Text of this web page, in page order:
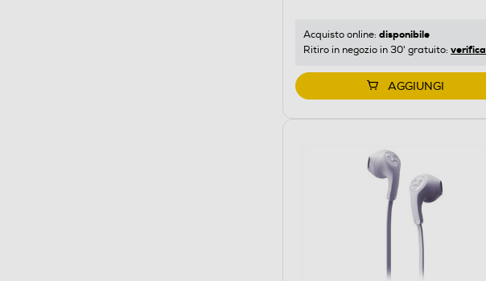
Acquisto online: disponibile
Ritiro in negozio in 30' gratuito: verifica
AGGIUNGI